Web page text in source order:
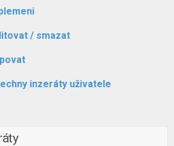
/ smazat
inzeráty uživatele